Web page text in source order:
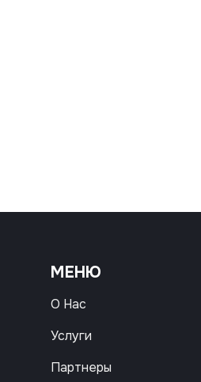
МЕНЮ
О Нас
Услуги
Партнеры